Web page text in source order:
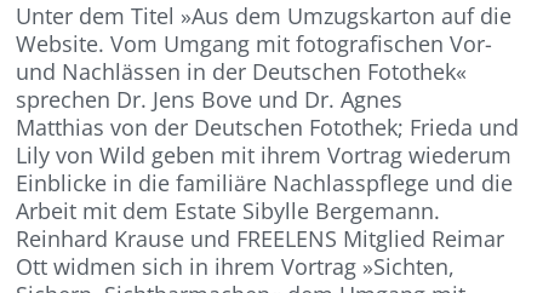
Unter dem Titel »Aus dem Umzugskarton auf die
Website. Vom Umgang mit fotografischen Vor-
und Nachlässen in der Deutschen Fotothek«
sprechen Dr. Jens Bove und Dr. Agnes
Matthias von der Deutschen Fotothek; Frieda und
Lily von Wild geben mit ihrem Vortrag wiederum
Einblicke in die familiäre Nachlasspflege und die
Arbeit mit dem Estate Sibylle Bergemann.
Reinhard Krause und FREELENS Mitglied Reimar
Ott widmen sich in ihrem Vortrag »Sichten,